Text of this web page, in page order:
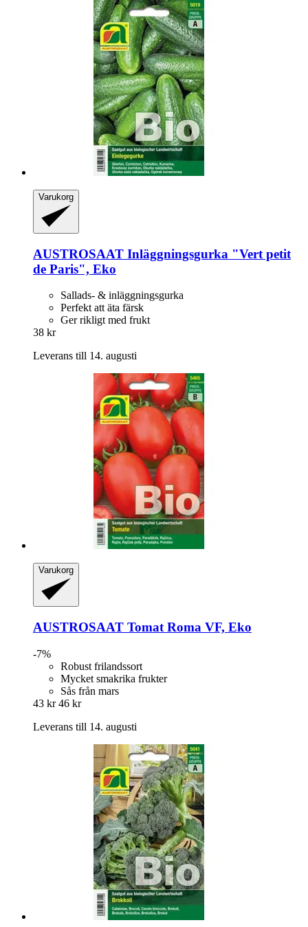
Varukorg
AUSTROSAAT Inläggningsgurka "Vert petit
de Paris", Eko
Sallads- & inläggningsgurka
Perfekt att äta färsk
Ger rikligt med frukt
38 kr
Leverans till 14. augusti
Varukorg
AUSTROSAAT Tomat Roma VF, Eko
-7%
Robust frilandssort
Mycket smakrika frukter
Sås från mars
43 kr 46 kr
Leverans till 14. augusti